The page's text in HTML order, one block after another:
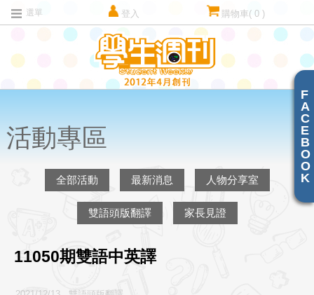
選單 登入 購物車( 0 )
活動專區
全部活動 最新消息 人物分享室
雙語頭版翻譯 家長見證
11050期雙語中英譯
F
A
C
E
B
O
O
K